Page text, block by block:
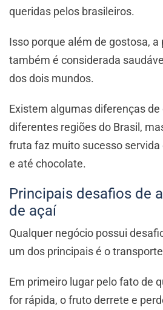
queridas pelos brasileiros.
Isso porque além de gostosa, a
também é considerada
dos dois mundos.
Existem algumas diferenças
diferentes regiões do Brasil,
fruta faz muito sucesso
e até chocolate.
Principais desafios de
de açaí
Qualquer negócio possui
um dos principais é o
Em primeiro lugar pelo fato de
for rápida, o fruto derrete e